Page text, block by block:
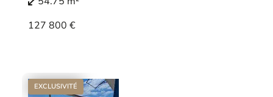
127 800 €
EXCLUSIVITÉ